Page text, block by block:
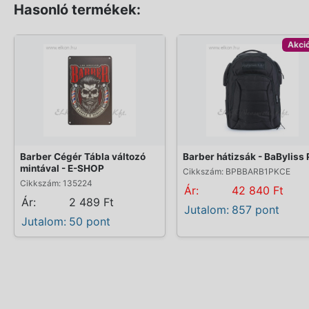
Hasonló termékek:
Barber Cégér Tábla változó
mintával - E-SHOP
Cikkszám: 135224
Ár:
2 489 Ft
Jutalom: 50 pont
Barber hátizsák - BaByliss
Cikkszám: BPBBARB1PKCE
Ár:
42 840 Ft
Jutalom: 857 pont